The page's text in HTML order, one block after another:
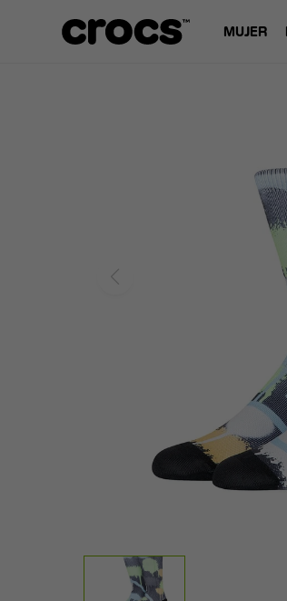
MUJER